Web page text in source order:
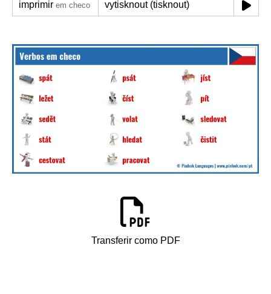
imprimir em checo vytisknout (tisknout)
Transferir como PDF